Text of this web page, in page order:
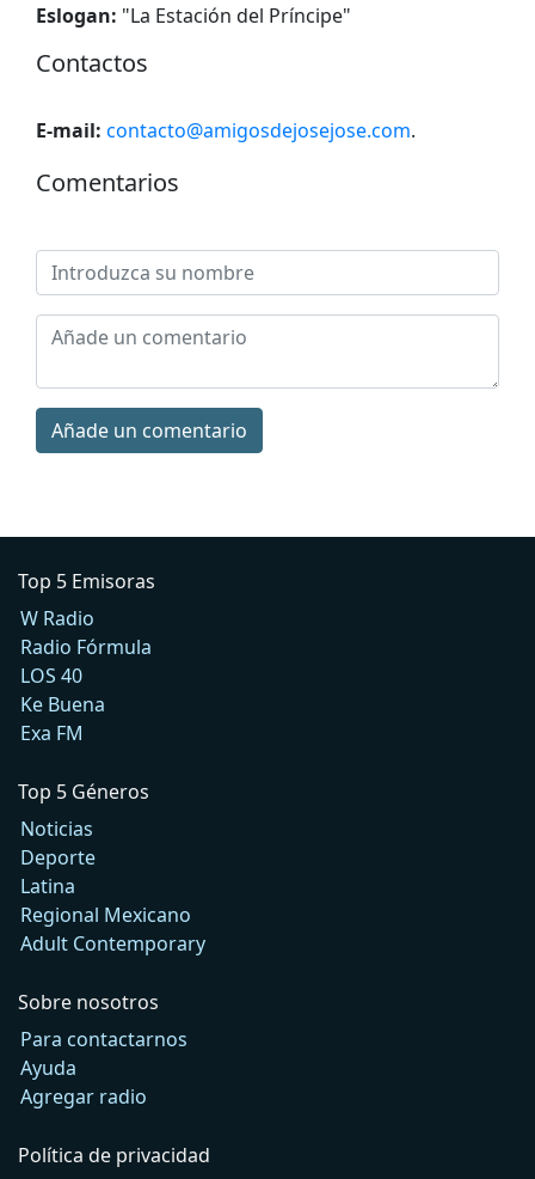
Eslogan: "La Estación del Príncipe"
Contactos
E-mail: contacto@amigosdejosejose.com.
Comentarios
Añade un comentario
Top 5 Emisoras
W Radio
Radio Fórmula
LOS 40
Ke Buena
Exa FM
Top 5 Géneros
Noticias
Deporte
Latina
Regional Mexicano
Adult Contemporary
Sobre nosotros
Para contactarnos
Ayuda
Agregar radio
Política de privacidad